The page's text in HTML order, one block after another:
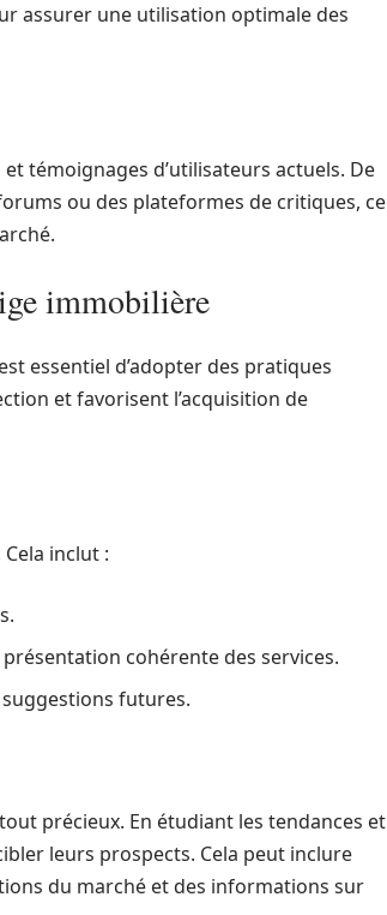
assurer une utilisation optimale des
témoignages d’utilisateurs actuels. De
ou des plateformes de critiques, ce
immobilière
essentiel d’adopter des pratiques
et favorisent l’acquisition de
inclut :
cohérente des services.
futures.
précieux. En étudiant les tendances et
leurs prospects. Cela peut inclure
du marché et des informations sur